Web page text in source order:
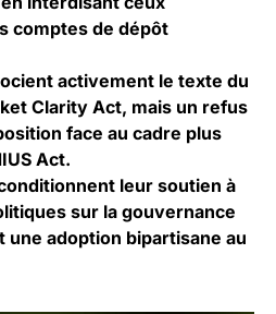
comptes de dépôt
activement le texte du
Clarity Act, mais un refus
face au cadre plus
Act.
leur soutien à
sur la gouvernance
une adoption bipartisane au